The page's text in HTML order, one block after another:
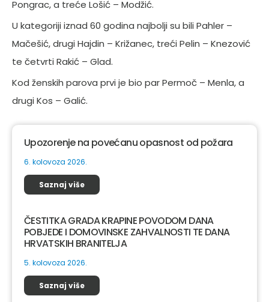
Pongrac, a treće Lošić – Modžić.
U kategoriji iznad 60 godina najbolji su bili Pahler –
Mačešić, drugi Hajdin – Križanec, treći Pelin – Knezović
te četvrti Rakić – Glad.
Kod ženskih parova prvi je bio par Permoč – Menla, a
drugi Kos – Galić.
Upozorenje na povećanu opasnost od požara
6. kolovoza 2026.
Saznaj više
ČESTITKA GRADA KRAPINE POVODOM DANA
POBJEDE I DOMOVINSKE ZAHVALNOSTI TE DANA
HRVATSKIH BRANITELJA
5. kolovoza 2026.
Saznaj više